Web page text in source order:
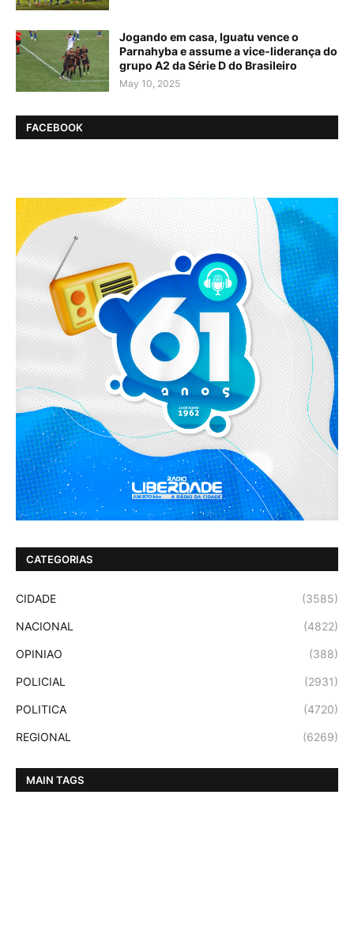
Jogando em casa, Iguatu vence o
Parnahyba e assume a vice-liderança do
grupo A2 da Série D do Brasileiro
May 10, 2025
FACEBOOK
CATEGORIAS
CIDADE (3585)
NACIONAL (4822)
OPINIAO (388)
POLICIAL (2931)
POLITICA (4720)
REGIONAL (6269)
MAIN TAGS